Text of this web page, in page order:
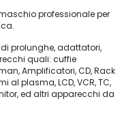
maschio professionale per
prolunghe, adattatori,
quali: cuffie
Amplificatori, CD, Rack
al plasma, LCD, VCR, TC,
ed altri apparecchi da